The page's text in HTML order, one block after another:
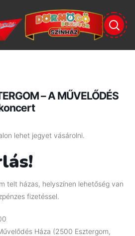
– A MŰVELŐDÉS
lehet jegyet vásárolni.
telt házas, helyszínen lehetőség van
fizetéssel.
Háza (2500 Esztergom,